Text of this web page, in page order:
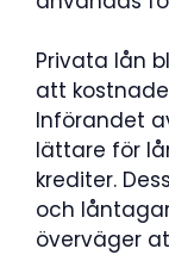
Privata lån
att
Införandet
lättare för
krediter.
och
överväger